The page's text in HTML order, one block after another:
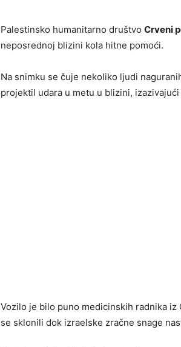
Palestinsko humanitarno društvo Crveni
neposrednoj blizini kola hitne pomoći.
Na snimku se čuje nekoliko ljudi
projektil udara u metu u blizini,
Vozilo je bilo puno medicinskih radnika
se sklonili dok izraelske zračne snage